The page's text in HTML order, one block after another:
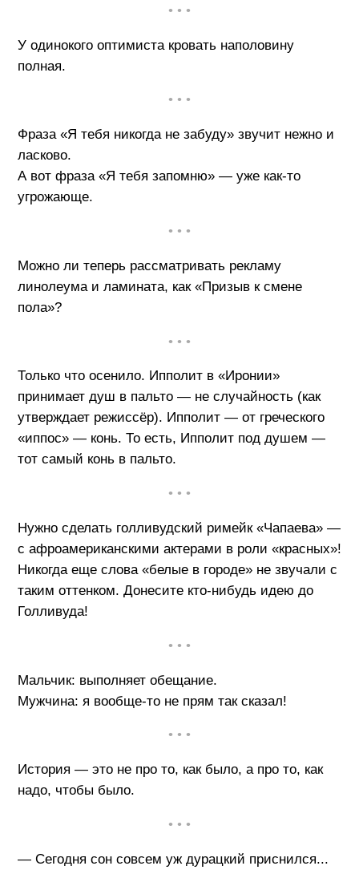
• • •
У одинокого оптимиста кровать наполовину
полная.
• • •
Фраза «Я тебя никогда не забуду» звучит нежно и
ласково.
А вот фраза «Я тебя запомню» — уже как-то
угрожающе.
• • •
Можно ли теперь рассматривать рекламу
линолеума и ламината, как «Призыв к смене
пола»?
• • •
Только что осенило. Ипполит в «Иронии»
принимает душ в пальто — не случайность (как
утверждает режиссёр). Ипполит — от греческого
«иппос» — конь. То есть, Ипполит под душем —
тот самый конь в пальто.
• • •
Нужно сделать голливудский римейк «Чапаева» —
с афроамериканскими актерами в роли «красных»!
Никогда еще слова «белые в городе» не звучали с
таким оттенком. Донесите кто-нибудь идею до
Голливуда!
• • •
Мальчик: выполняет обещание.
Мужчина: я вообще-то не прям так сказал!
• • •
История — это не про то, как было, а про то, как
надо, чтобы было.
• • •
— Сегодня сон совсем уж дурацкий приснился...